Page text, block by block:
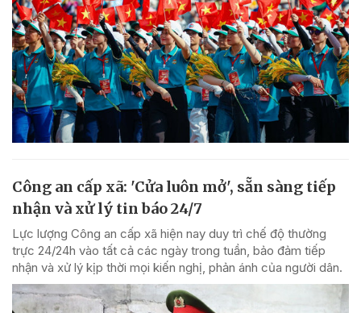
Công an cấp xã: 'Cửa luôn mở', sẵn sàng tiếp
nhận và xử lý tin báo 24/7
Lực lượng Công an cấp xã hiện nay duy trì chế độ thường
trực 24/24h vào tất cả các ngày trong tuần, bảo đảm tiếp
nhận và xử lý kịp thời mọi kiến nghị, phản ánh của người dân.